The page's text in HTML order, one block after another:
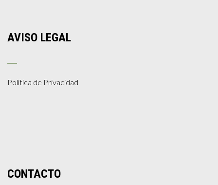
AVISO LEGAL
Política de Privacidad
CONTACTO